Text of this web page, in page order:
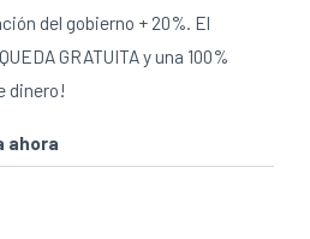
del gobierno + 20%. El
GRATUITA y una 100%
dinero!
ahora